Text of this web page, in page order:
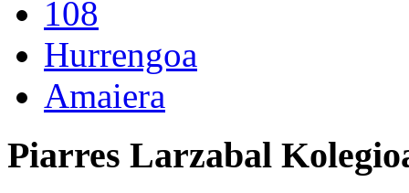
108
Hurrengoa
Amaiera
Piarres Larzabal